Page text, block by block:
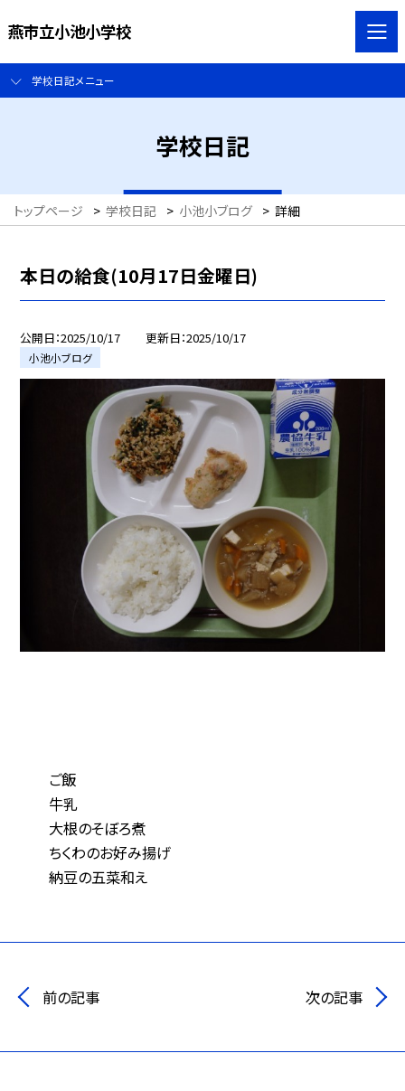
燕市立小池小学校
学校日記メニュー
学校日記
トップページ > 学校日記 > 小池小ブログ > 詳細
本日の給食(10月17日金曜日)
公開日 2025/10/17 更新日 2025/10/17
小池小ブログ
ご飯
牛乳
大根のそぼろ煮
ちくわのお好み揚げ
納豆の五菜和え
前の記事 次の記事